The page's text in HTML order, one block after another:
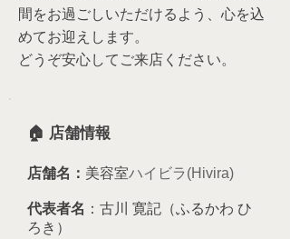
間をお過ごしいただけるよう、心を込
めてお迎えします。
どうぞ安心してご来店ください。
🏠 店舗情報
店舗名： 美容室ハイビラ(Hivira)
代表者名 ： 古川 寛記（ふるかわ ひ
ろき）